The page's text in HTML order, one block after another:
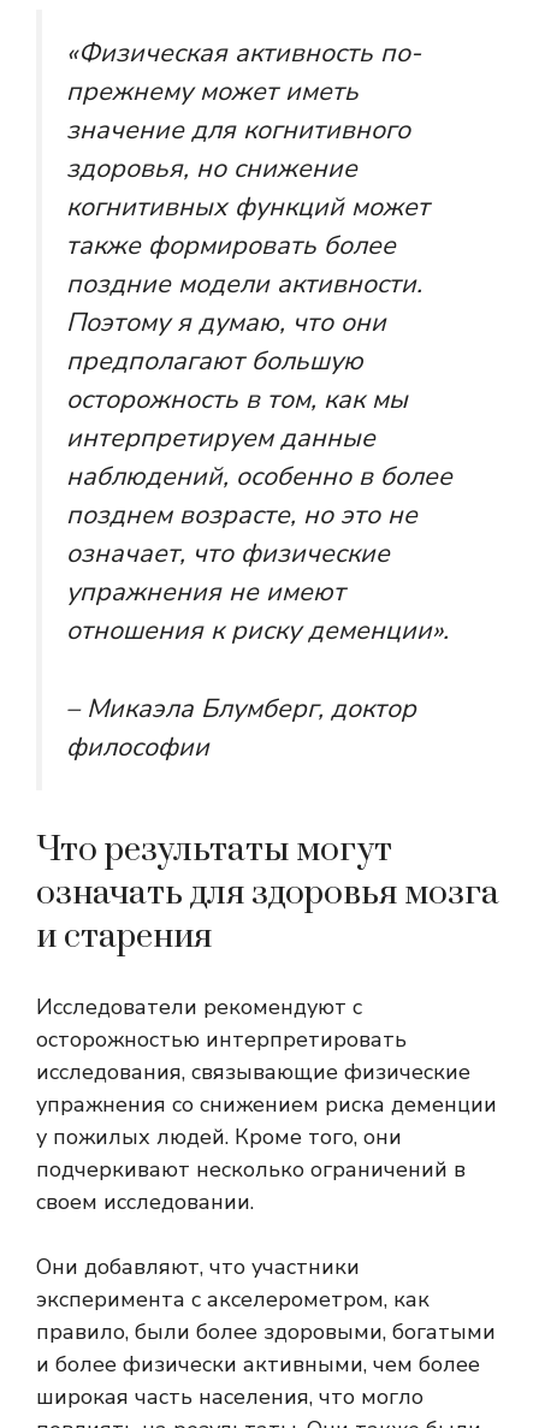
«Физическая активность по-
прежнему может иметь
значение для когнитивного
здоровья, но снижение
когнитивных функций может
также формировать более
поздние модели активности.
Поэтому я думаю, что они
предполагают большую
осторожность в том, как мы
интерпретируем данные
наблюдений, особенно в более
позднем возрасте, но это не
означает, что физические
упражнения не имеют
отношения к риску деменции».
– Микаэла Блумберг, доктор
философии
Что результаты могут
означать для здоровья мозга
и старения
Исследователи рекомендуют с
осторожностью интерпретировать
исследования, связывающие физические
упражнения со снижением риска деменции
у пожилых людей. Кроме того, они
подчеркивают несколько ограничений в
своем исследовании.
Они добавляют, что участники
эксперимента с акселерометром, как
правило, были более здоровыми, богатыми
и более физически активными, чем более
широкая часть населения, что могло